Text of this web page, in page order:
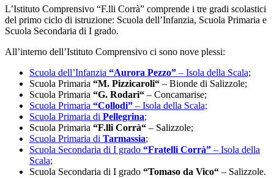
L’Istituto Comprensivo “F.lli Corrà” comprende i tre gradi scolastici
del primo ciclo di istruzione: Scuola dell’Infanzia, Scuola Primaria e
Scuola Secondaria di I grado.
All’interno dell’Istituto Comprensivo ci sono nove plessi:
Scuola dell’Infanzia “Aurora Pezzo” – Isola della Scala;
Scuola Primaria “M. Pizzicaroli“ – Bionde di Salizzole;
Scuola Primaria “G. Rodari“ – Concamarise;
Scuola Primaria “Collodi” – Isola della Scala;
Scuola Primaria di Pellegrina;
Scuola Primaria “F.lli Corrà“ – Salizzole;
Scuola Primaria di Tarmassia;
Scuola Secondaria di I grado “Fratelli Corrà” – Isola della
Scala;
Scuola Secondaria di I grado “Tomaso da Vico“ – Salizzole.